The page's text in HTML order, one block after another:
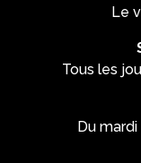
Le
Tous les
Du